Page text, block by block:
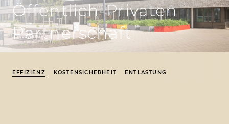
Öffentlich-Privaten
Partnerschaft
EFFIZIENZ KOSTENSICHERHEIT ENTLASTUNG